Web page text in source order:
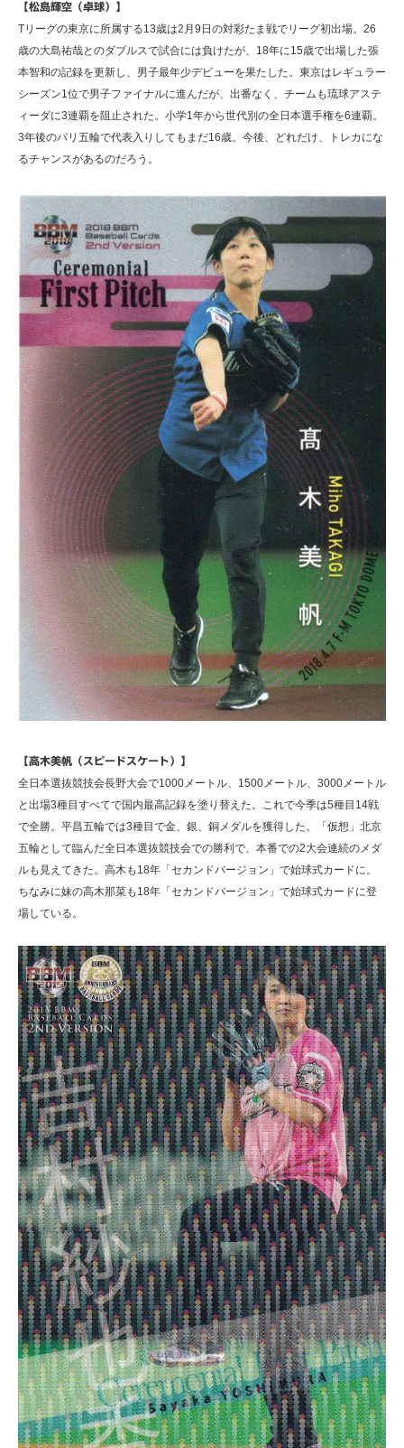
【松島輝空（卓球）】
Tリーグの東京に所属する13歳は2月9日の対彩たま戦でリーグ初出場。26
歳の大島祐哉とのダブルスで試合には負けたが、18年に15歳で出場した張
本智和の記録を更新し、男子最年少デビューを果たした。東京はレギュラー
シーズン1位で男子ファイナルに進んだが、出番なく、チームも琉球アステ
ィーダに3連覇を阻止された。小学1年から世代別の全日本選手権を6連覇。
3年後のパリ五輪で代表入りしてもまだ16歳。今後、どれだけ、トレカにな
るチャンスがあるのだろう。
【高木美帆（スピードスケート）】
全日本選抜競技会長野大会で1000メートル、1500メートル、3000メートル
と出場3種目すべてで国内最高記録を塗り替えた。これで今季は5種目14戦
で全勝。平昌五輪では3種目で金、銀、銅メダルを獲得した。「仮想」北京
五輪として臨んだ全日本選抜競技会での勝利で、本番での2大会連続のメダ
ルも見えてきた。高木も18年「セカンドバージョン」で始球式カードに。
ちなみに妹の高木那菜も18年「セカンドバージョン」で始球式カードに登
場している。